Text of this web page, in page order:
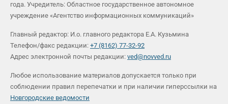
года. Учредитель: Областное государственное автономное
учреждение «Агентство информационных коммуникаций»
Главный редактор: И.о. главного редактора Е.А. Кузьмина
Телефон/факс редакции: +7 (8162) 77-32-92
Адрес электронной почты редакции: ved@novved.ru
Любое использование материалов допускается только при
соблюдении правил перепечатки и при наличии гиперссылки на
Новгородские ведомости